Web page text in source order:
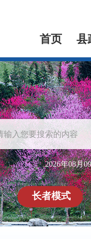
首页 县
2026年08月
长者模式